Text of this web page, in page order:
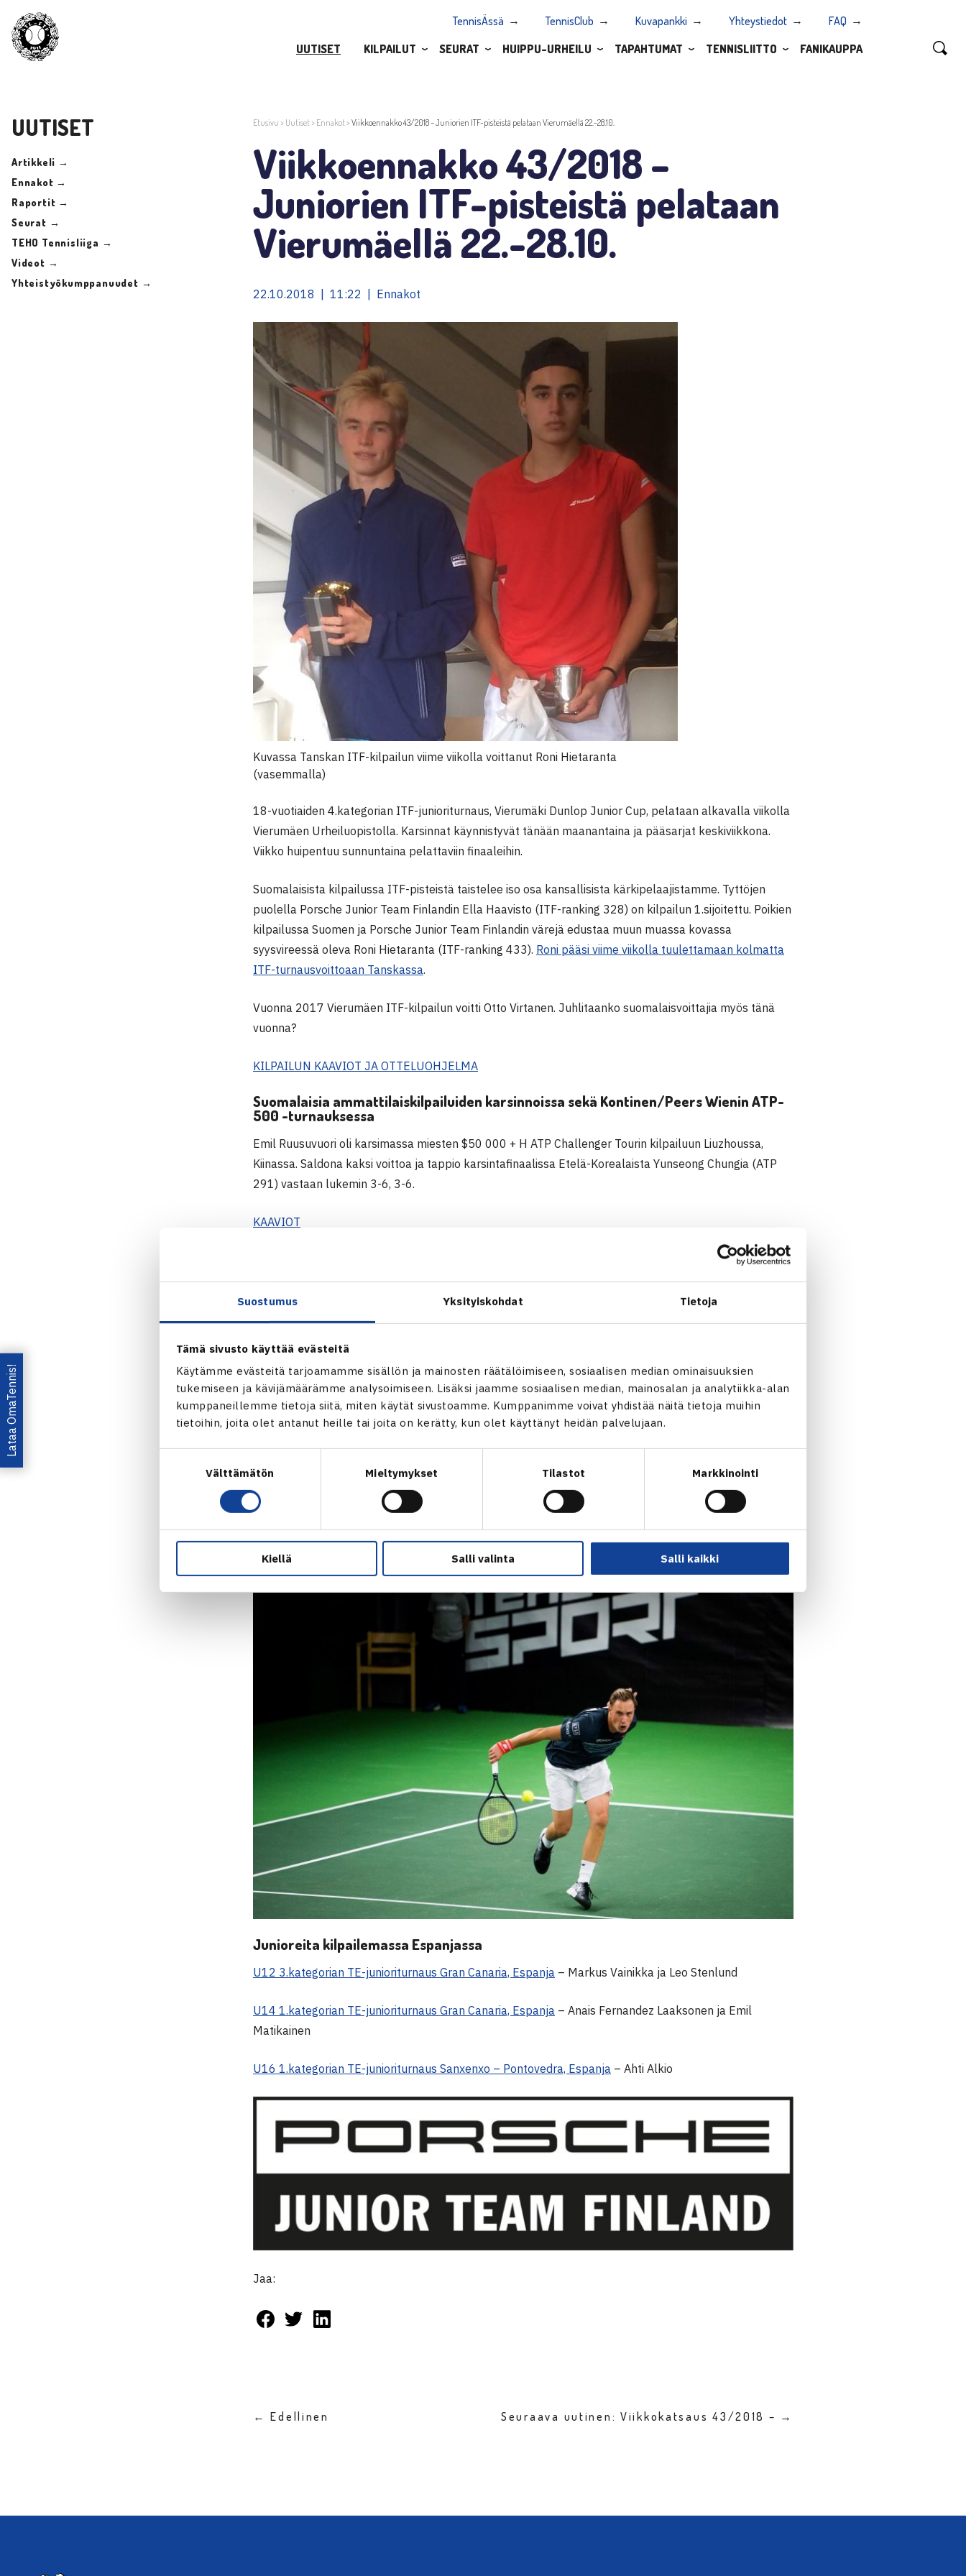
Suostumus Yksityiskohdat Tietoja
Tämä sivusto käyttää evästeitä
Käytämme evästeitä tarjoamamme sisällön ja mainosten räätälöimiseen, sosiaalisen median ominaisuuksien
tukemiseen ja kävijämäärämme analysoimiseen. Lisäksi jaamme sosiaalisen median, mainosalan ja analytiikka-alan
kumppaneillemme tietoja siitä, miten käytät sivustoamme. Kumppanimme voivat yhdistää näitä tietoja muihin
tietoihin, joita olet antanut heille tai joita on kerätty, kun olet käyttänyt heidän palvelujaan.
Välttämätön Mieltymykset Tilastot Markkinointi
Kiellä Salli valinta Salli kaikki
TennisÄssä TennisClub Kuvapankki Yhteystiedot
FAQ
UUTISET
KILPAILUT SEURAT HUIPPU-URHEILU TAPAHTUMAT TENNISLIITTO FANIKAUPPA
UUTISET
Artikkeli →
Ennakot →
Raportit →
Seurat →
TEHO Tennisliiga →
Videot →
Yhteistyökumppanuudet →
Etusivu > Uutiset> Ennakot>Viikkoennakko 43/2018 – Juniorien ITF-pisteistä pelataan Vierumäellä 22.-28.10.
Viikkoennakko 43/2018 –
Juniorien ITF-pisteistä pelataan
Vierumäellä 22.-28.10.
22.10.2018 | 11:22 | Ennakot
Kuvassa Tanskan ITF-kilpailun viime viikolla voittanut Roni Hietaranta
(vasemmalla)
18-vuotiaiden 4.kategorian ITF-junioriturnaus, Vierumäki Dunlop Junior Cup, pelataan alkavalla viikolla
Vierumäen Urheiluopistolla. Karsinnat käynnistyvät tänään maanantaina ja pääsarjat keskiviikkona.
Viikko huipentuu sunnuntaina pelattaviin finaaleihin.
Suomalaisista kilpailussa ITF-pisteistä taistelee iso osa kansallisista kärkipelaajistamme. Tyttöjen
puolella Porsche Junior Team Finlandin Ella Haavisto (ITF-ranking 328) on kilpailun 1.sijoitettu. Poikien
kilpailussa Suomen ja Porsche Junior Team Finlandin värejä edustaa muun muassa kovassa
syysvireessä oleva Roni Hietaranta (ITF-ranking 433). Roni pääsi viime viikolla tuulettamaan kolmatta
ITF-turnausvoittoaan Tanskassa.
Vuonna 2017 Vierumäen ITF-kilpailun voitti Otto Virtanen. Juhlitaanko suomalaisvoittajia myös tänä
vuonna?
KILPAILUN KAAVIOT JA OTTELUOHJELMA
Suomalaisia ammattilaiskilpailuiden karsinnoissa sekä Kontinen/Peers Wienin ATP-
500 -turnauksessa
Emil Ruusuvuori oli karsimassa miesten $50 000 + H ATP Challenger Tourin kilpailuun Liuzhoussa,
Kiinassa. Saldona kaksi voittoa ja tappio karsintafinaalissa Etelä-Korealaista Yunseong Chungia (ATP
291) vastaan lukemin 3-6, 3-6.
KAAVIOT
Oona Orpanan pelit Norjassa pelattavassa $25 000 ITF-kilpailussa päättyivät niin ikään karsintojen
toiselle kierrokselle.
KAAVIOT
Mariella Minetti sen sijaan jatkaa otteluitaan Tukholmassa pelattavassa $15 000 -turnauksessa.
Minetti on selviytynyt karsintafinaaliin, jossa hän kohtaa ruotsalaisen Martina Petrovicin.
KAAVIOT
Menneellä viikolla Suomessa ja kotimaisessa TEHO Sport Tennisliigassa vierailleet Henri Kontinen ja
John Peers jatkavat ATP-pistejahtiaan Wienissä pelattavassa ATP 500 -turnauksessa. Ensimmäisellä
kierroksella he kohtaavat Espanjalaiskaksikko Marc ja Feliciano Lopezin.
KAAVIOT
Junioreita kilpailemassa Espanjassa
U12 3.kategorian TE-junioriturnaus Gran Canaria, Espanja – Markus Vainikka ja Leo Stenlund
U14 1.kategorian TE-junioriturnaus Gran Canaria, Espanja – Anais Fernandez Laaksonen ja Emil
Matikainen
U16 1.kategorian TE-junioriturnaus Sanxenxo – Pontovedra, Espanja – Ahti Alkio
Jaa:
← Edellinen Seuraava uutinen: Viikkokatsaus 43/2018 – →
Lataa OmaTennis!